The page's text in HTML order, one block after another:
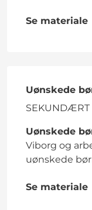
Se materiale
Uønskede
Uønskede
Viborg og
uønskede
Se materiale